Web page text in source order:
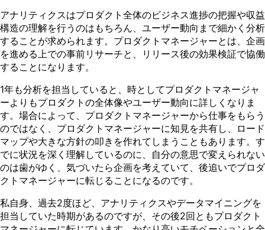
アナリティクスはプロダクト全体のビジネス進捗の把握や収益
構造の理解を行うのはもちろん、ユーザー動向まで細かく分析
することが求められます。プロダクトマネージャーとは、企画
を進める上での事前リサーチと、リリース後の効果検証で協働
することになります。
1年も分析を担当していると、時としてプロダクトマネージャ
ーよりもプロダクトの全体像やユーザー動向に詳しくなりま
す。場合によって、プロダクトマネージャーから仕事をもらう
のではなく、プロダクトマネージャーに知見を共有し、ロード
マップや大きな方針の叩きを作れてしまうこともあります。す
でに状況を深く理解しているのに、自分の意思で変えられない
のは歯がゆく、気づいたら企画を考えていて、後追いでプロダ
クトマネージャーに転じることになるのです。
私自身、過去2度ほど、アナリティクスやデータマイニングを
担当していた時期があるのですが、その後2回ともプロダクト